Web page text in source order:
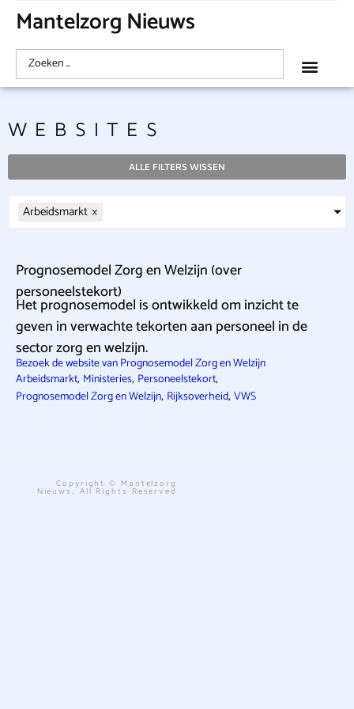
Mantelzorg Nieuws
WEBSITES
ALLE FILTERS WISSEN
Arbeidsmarkt ×
Prognosemodel Zorg en Welzijn (over
personeelstekort)
Het prognosemodel is ontwikkeld om inzicht te
geven in verwachte tekorten aan personeel in de
sector zorg en welzijn.
Bezoek de website van Prognosemodel Zorg en Welzijn
Arbeidsmarkt, Ministeries, Personeelstekort,
Prognosemodel Zorg en Welzijn, Rijksoverheid, VWS
Copyright © Mantelzorg
Nieuws. All Rights Reserved